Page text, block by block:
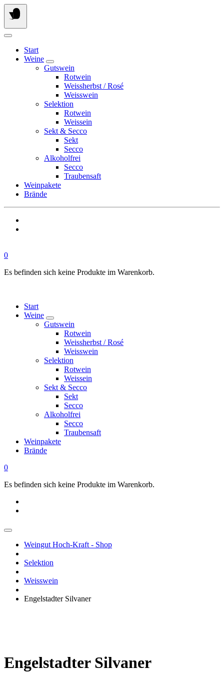
Springen
Sie
zum
Inhalt
Start
Weine
Gutswein
Rotwein
Weissherbst / Rosé
Weisswein
Selektion
Rotwein
Weissein
Sekt & Secco
Sekt
Secco
Alkoholfrei
Secco
Traubensaft
Weinpakete
Brände
0
Es befinden sich keine Produkte im Warenkorb.
Start
Weine
Gutswein
Rotwein
Weissherbst / Rosé
Weisswein
Selektion
Rotwein
Weissein
Sekt & Secco
Sekt
Secco
Alkoholfrei
Secco
Traubensaft
Weinpakete
Brände
0
Es befinden sich keine Produkte im Warenkorb.
Weingut Hoch-Kraft - Shop
Selektion
Weisswein
Engelstadter Silvaner
Engelstadter Silvaner